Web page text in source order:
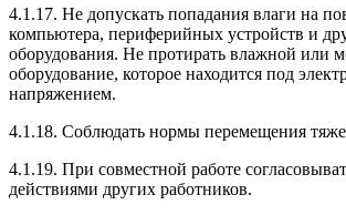
4.1.17. Не допускать попадания влаги на
компьютера, периферийных устройств и
оборудования. Не протирать влажной или
оборудование, которое находится под
напряжением.
4.1.18. Соблюдать нормы перемещения
4.1.19. При совместной работе
действиями других работников.